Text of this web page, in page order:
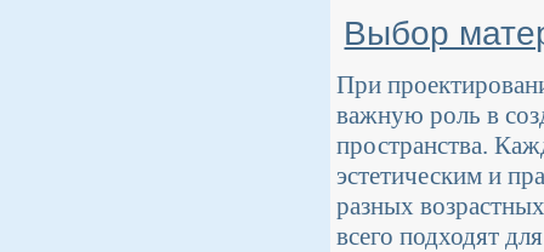
Выбор
При
важную роль в
пространства.
эстетическим и
разных
всего подходят